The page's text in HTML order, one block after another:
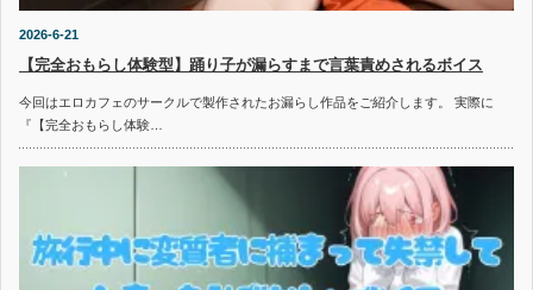
2026-6-21
【完全おもらし体験型】踊り子が漏らすまで言葉責めされるボイス
今回はエロカフェのサークルで製作されたお漏らし作品をご紹介します。 実際に
『【完全おもらし体験…